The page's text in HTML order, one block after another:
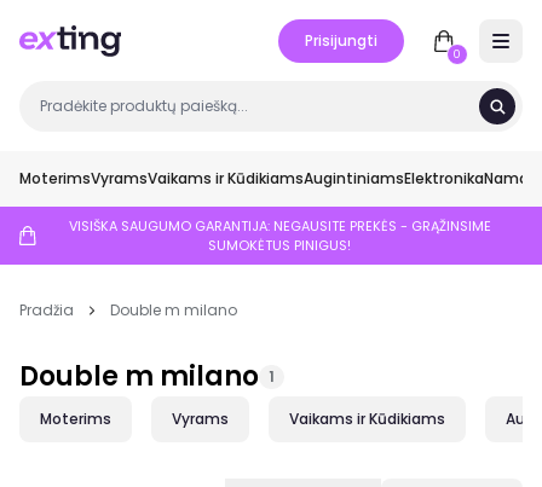
Prisijungti
0
MoterimsVyramsVaikams ir KūdikiamsAugintiniamsElektronikaNamai
VISIŠKA SAUGUMO GARANTIJA: NEGAUSITE PREKĖS - GRĄŽINSIME
SUMOKĖTUS PINIGUS!
Pradžia Double m milano
Double m milano 1
Moterims Vyrams Vaikams ir Kūdikiams